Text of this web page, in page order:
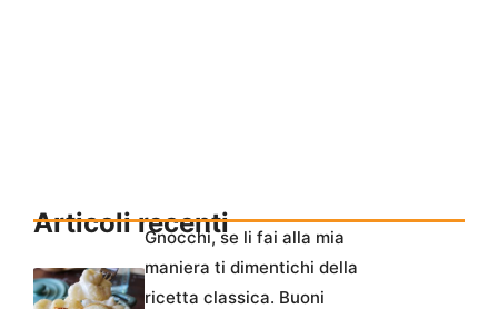
Articoli recentiGnocchi, se li fai alla mia
maniera ti dimentichi della
ricetta classica. Buoni